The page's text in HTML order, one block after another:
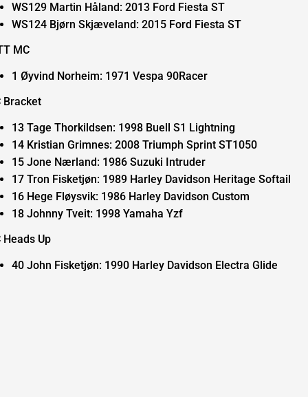
WS129 Martin Håland: 2013 Ford Fiesta ST
WS124 Bjørn Skjæveland: 2015 Ford Fiesta ST
MC
1 Øyvind Norheim: 1971 Vespa 90Racer
Bracket
13 Tage Thorkildsen: 1998 Buell S1 Lightning
14 Kristian Grimnes: 2008 Triumph Sprint ST1050
15 Jone Nærland: 1986 Suzuki Intruder
17 Tron Fisketjøn: 1989 Harley Davidson Heritage Softail
16 Hege Fløysvik: 1986 Harley Davidson Custom
18 Johnny Tveit: 1998 Yamaha Yzf
Heads Up
40 John Fisketjøn: 1990 Harley Davidson Electra Glide